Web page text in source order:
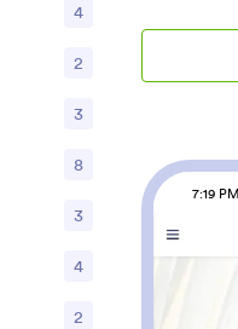
escolha de
redor do
reúne
inscrever,
perguntas
tablet ou
Quer
combinar
7:19 PM
4
2
3
8
3
4
2